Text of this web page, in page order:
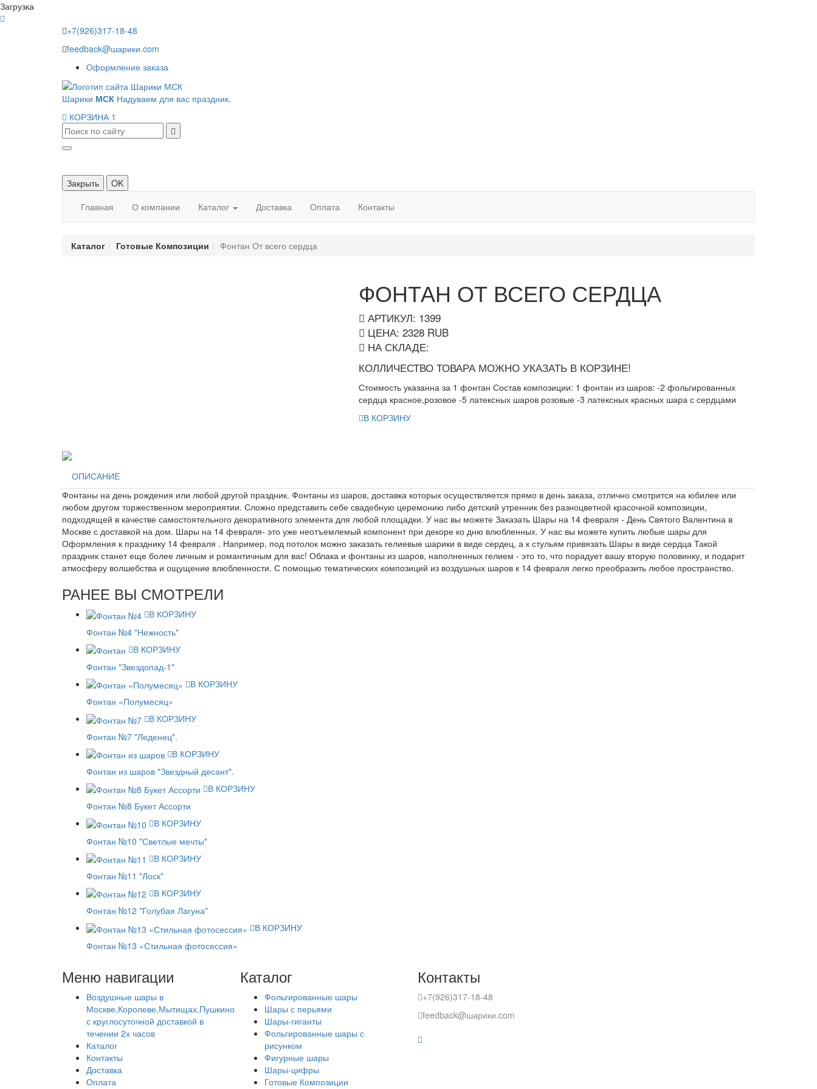
Загрузка
+7(926)317-18-48
feedback@шарики.com
Оформление заказа
Шарики МСК Надуваем для вас праздник.
КОРЗИНА 1
Закрыть
OK
Главная
О компании Каталог Доставка Оплата Контакты
Каталог Готовые Композиции Фонтан От всего сердца
ФОНТАН ОТ ВСЕГО СЕРДЦА
АРТИКУЛ: 1399
ЦЕНА: 2328 RUB
НА СКЛАДЕ:
КОЛЛИЧЕСТВО ТОВАРА МОЖНО УКАЗАТЬ В КОРЗИНЕ!
Стоимость указанна за 1 фонтан Состав композиции: 1 фонтан из шаров: -2 фольгированных
сердца красное,розовое -5 латексных шаров розовые -3 латексных красных шара с сердцами
В КОРЗИНУ
ОПИСАНИЕ
Фонтаны на день рождения или любой другой праздник. Фонтаны из шаров, доставка которых осуществляется прямо в день заказа, отлично смотрится на юбилее или
любом другом торжественном мероприятии. Сложно представить себе свадебную церемонию либо детский утренник без разноцветной красочной композиции,
подходящей в качестве самостоятельного декоративного элемента для любой площадки. У нас вы можете Заказать Шары на 14 февраля - День Святого Валентина в
Москве с доставкой на дом. Шары на 14 февраля- это уже неотъемлемый компонент при декоре ко дню влюбленных. У нас вы можете купить любые шары для
Оформления к празднику 14 февраля . Например, под потолок можно заказать гелиевые шарики в виде сердец, а к стульям привязать Шары в виде сердца Такой
праздник станет еще более личным и романтичным для вас! Облака и фонтаны из шаров, наполненных гелием - это то, что порадует вашу вторую половинку, и подарит
атмосферу волшебства и ощущение влюбленности. С помощью тематических композиций из воздушных шаров к 14 февраля легко преобразить любое пространство.
РАНЕЕ ВЫ СМОТРЕЛИ
В КОРЗИНУ
Фонтан №4 "Нежность"
В КОРЗИНУ
Фонтан "Звездопад-1"
В КОРЗИНУ
Фонтан «Полумесяц»
В КОРЗИНУ
Фонтан №7 "Леденец".
В КОРЗИНУ
Фонтан из шаров "Звездный десант".
В КОРЗИНУ
Фонтан №8 Букет Ассорти
В КОРЗИНУ
Фонтан №10 "Светлые мечты"
В КОРЗИНУ
Фонтан №11 "Лоск"
В КОРЗИНУ
Фонтан №12 "Голубая Лагуна"
В КОРЗИНУ
Фонтан №13 «Стильная фотосессия»
Меню навигации
Воздушные шары в
Москве,Королеве,Мытищах,Пушкино
с круглосуточной доставкой в
течении 2х часов
Каталог
Контакты
Доставка
Оплата
Каталог
Фольгированные шары
Шары с перьями
Шары-гиганты
Фольгированные шары с
рисунком
Фигурные шары
Шары-цифры
Готовые Композиции
Контакты
+7(926)317-18-48
feedback@шарики.com